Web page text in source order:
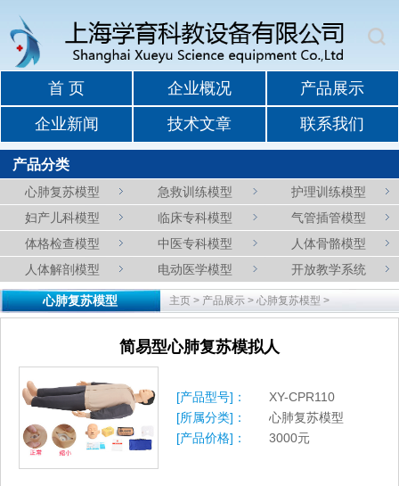
首 页 企业概况 产品展示
企业新闻 技术文章 联系我们
产品分类
心肺复苏模型 急救训练模型
护理训练模型
妇产儿科模型
临床专科模型
气管插管模型
体格检查模型
中医专科模型
人体骨骼模型
人体解剖模型
电动医学模型 开放教学系统
心肺复苏模型 主页 > 产品展示 > 心肺复苏模型 >
简易型心肺复苏模拟人
[产品型号]：
XY-CPR110
[所属分类]：
心肺复苏模型
[产品价格]：
3000元